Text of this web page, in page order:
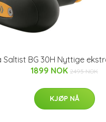
Saltist BG 30H Nyttige
1899 NOK 2495 NOK
KJØP NÅ